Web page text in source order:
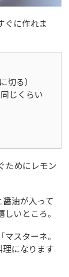
ぐに作れま
る）
じくらい
ためにレモン
油が入って
いところ。
スターネ。
になります